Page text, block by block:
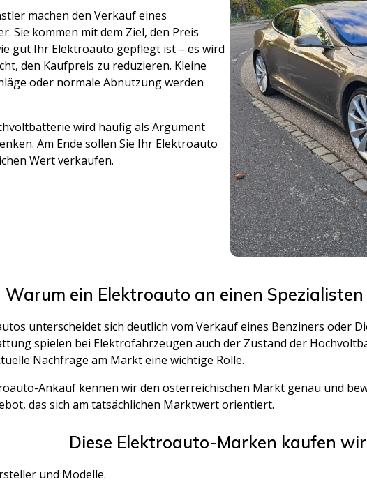
machen den Verkauf eines
Sie kommen mit dem Ziel, den Preis
gut Ihr Elektroauto gepflegt ist – es wird
den Kaufpreis zu reduzieren. Kleine
oder normale Abnutzung werden
wird häufig als Argument
Am Ende sollen Sie Ihr Elektroauto
Wert verkaufen.
Warum ein Elektroauto an einen
unterscheidet sich deutlich vom Verkauf eines Benziners oder
spielen bei Elektrofahrzeugen auch der Zustand der
Nachfrage am Markt eine wichtige Rolle.
Ankauf kennen wir den österreichischen Markt genau und
das sich am tatsächlichen Marktwert orientiert.
Diese Elektroauto-Marken kaufen
und Modelle.